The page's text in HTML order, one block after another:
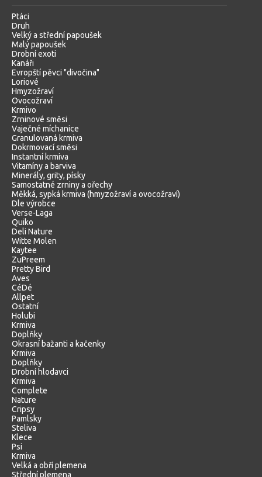
Ptáci
Druh
Velký a střední papoušek
Malý papoušek
Drobní exoti
Kanáři
Evropští pěvci "divočina"
Loriové
Hmyzožraví
Ovocožraví
Krmivo
Zrninové směsi
Vaječné míchanice
Granulovaná krmiva
Dokrmovací směsi
Instantní krmiva
Vitamíny a barviva
Minerály, grity, písky
Samostatné zrniny a ořechy
Měkká, sypká krmiva (hmyzožraví a ovocožraví)
Dle výrobce
Verse-Laga
Quiko
Deli Nature
Witte Molen
Kaytee
ZuPreem
Pretty Bird
Aves
CéDé
Allpet
Ostatní
Holubi
Krmiva
Doplňky
Okrasní bažanti a kačenky
Krmiva
Doplňky
Drobní hlodavci
Krmiva
Complete
Nature
Cripsy
Pamlsky
Steliva
Klece
Psi
Krmiva
Velká a obří plemena
Střední plemena